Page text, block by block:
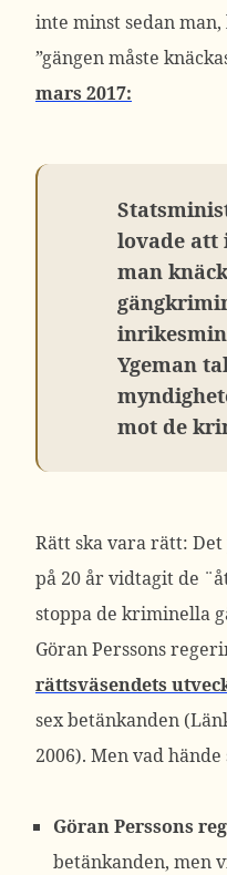
inte minst sedan
”gängen måste
mars 2017:
lovade att
man
Ygeman
mot de
Rätt ska vara rätt:
på 20 år vidtagit de
stoppa de kriminella
Göran Perssons
rättsväsendets
sex betänkanden
2006). Men vad hände
Göran Perssons
betänkanden, men